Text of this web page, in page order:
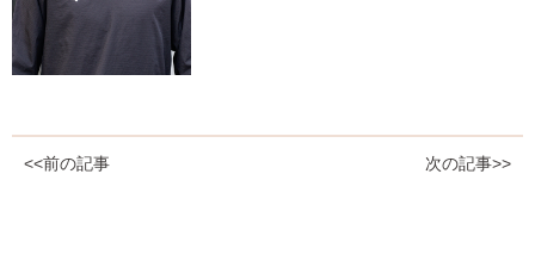
<<前の記事 次の記事>>